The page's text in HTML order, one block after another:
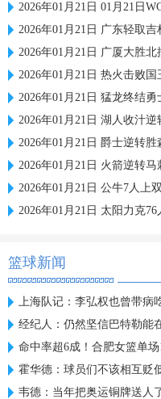
2026年01月21日 01月21日
2026年01月21日 广东轻取吉林
2026年01月21日 广厦大胜
2026年01月21日 热火击败国王 热
2026年01月21日 猛龙终结勇士4
2026年01月21日 湖人收汁逆转掘
2026年01月21日 爵士逆转胜森林
2026年01月21日 火箭逆转马刺 谢
2026年01月21日 公牛7人上双&25
2026年01月21日 太阳力克76人
篮球新闻
上海队记：李弘权也曾带病
经纪人：仍然坚信巴特勒能
命中率超6成！合肥女篮单
霍华德：球员们不该相互贬
韦德：当年把奥运铜牌送人